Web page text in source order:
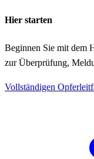
Hier starten
Beginnen Sie mit dem
zur Überprüfung,
Vollständigen